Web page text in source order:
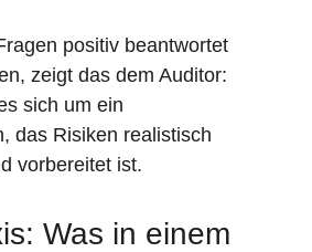
positiv beantwortet
zeigt das dem Auditor:
sich um ein
das Risiken realistisch
vorbereitet ist.
Was in einem